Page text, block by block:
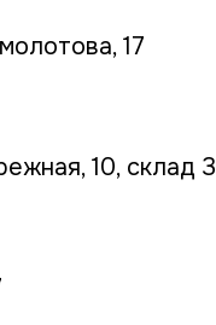
17
10, склад 3